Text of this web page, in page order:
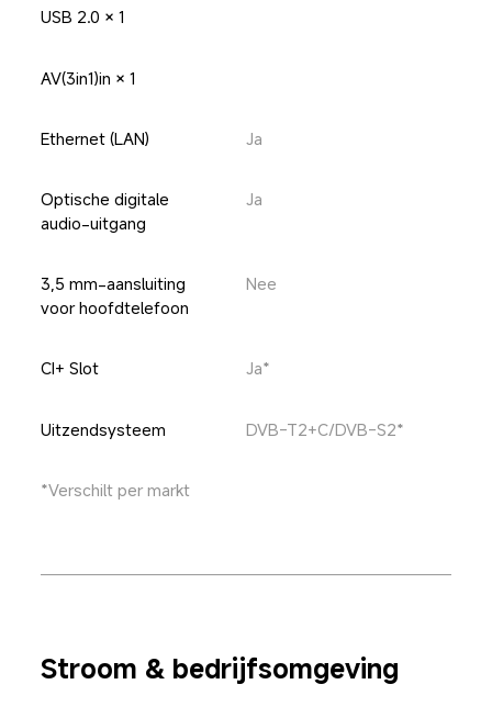
USB 2.0 × 1
AV(3in1)in × 1
Ethernet (LAN) Ja
Optische digitale
audio-uitgang
Ja
3,5 mm-aansluiting
voor hoofdtelefoon
Nee
CI+ Slot Ja*
Uitzendsysteem DVB-T2+C/DVB-S2*
*Verschilt per markt
Stroom & bedrijfsomgeving